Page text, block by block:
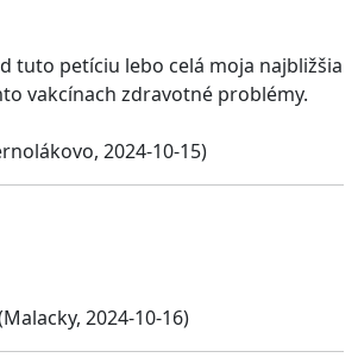
tuto petíciu lebo celá moja najbližšia
vakcínach zdravotné problémy.
2024-10-15)
2024-10-16)